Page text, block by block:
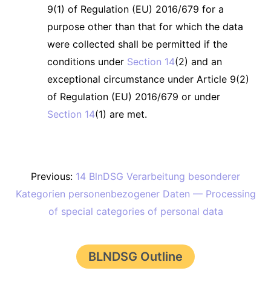
9(1) of Regulation (EU) 2016/679 for a
purpose other than that for which the data
were collected shall be permitted if the
conditions under Section 14(2) and an
exceptional circumstance under Article 9(2)
of Regulation (EU) 2016/679 or under
Section 14(1) are met.
Previous: 14 BlnDSG Verarbeitung besonderer
Kategorien personenbezogener Daten — Processing
of special categories of personal data
BLNDSG Outline